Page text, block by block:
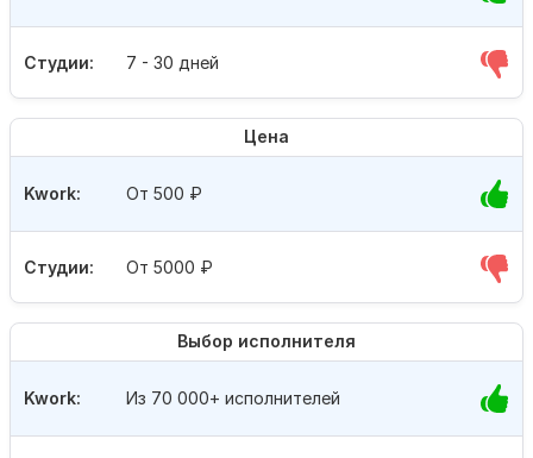
Студии: 7 - 30 дней
Цена
Студии: От 5000 ₽
Kwork: От 500 ₽
Выбор исполнителя
Kwork: Из 70 000+ исполнителей